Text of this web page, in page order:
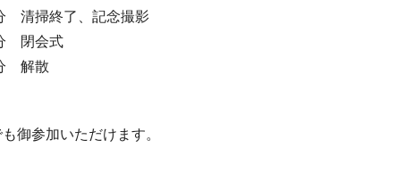
清掃終了、記念撮影
閉会式
解散
御参加いただけます。